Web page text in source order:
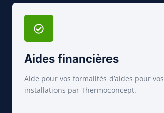
Aides financières
Aide pour vos formalités d’aides pour vos
installations par Thermoconcept.